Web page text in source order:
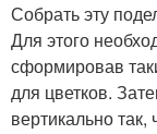
Собрать эту
Для этого
сформировав
для цветков.
вертикально